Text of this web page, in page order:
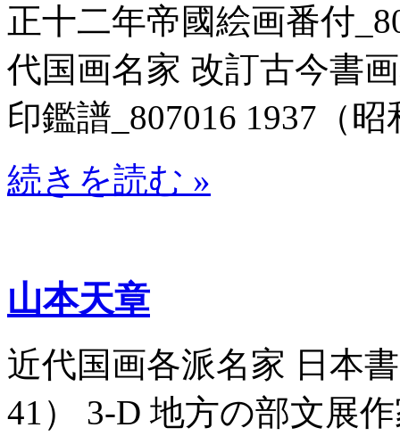
正十二年帝國絵画番付
代国画名家 改訂古今書
印鑑譜_807016 1937（
続きを読む »
山本天章
近代国画各派名家 日本
41） 3-D 地方の部文展